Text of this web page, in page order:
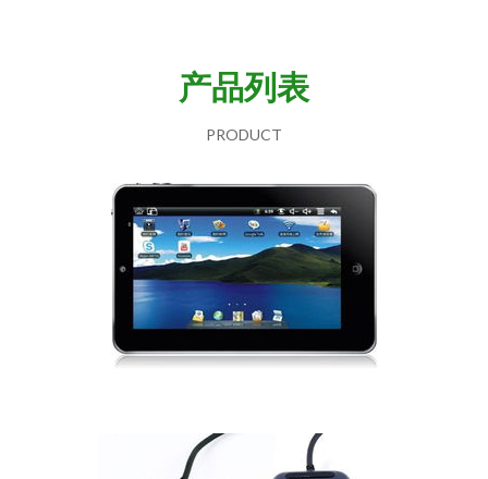
产品列表
PRODUCT